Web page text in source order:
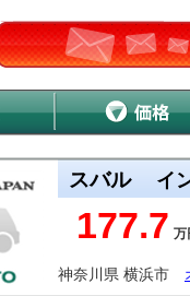
スバル イ
177.7 万
神奈川県 横浜市